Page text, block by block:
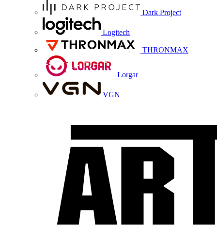
Dark Project
Logitech
THRONMAX
Lorgar
VGN